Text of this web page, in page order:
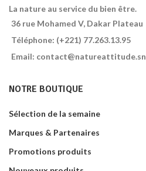
La nature au service du bien être.
36 rue Mohamed V, Dakar Plateau
Téléphone: (+221) 77.263.13.95
Email: contact@natureattitude.sn
NOTRE BOUTIQUE
Sélection de la semaine
Marques & Partenaires
Promotions produits